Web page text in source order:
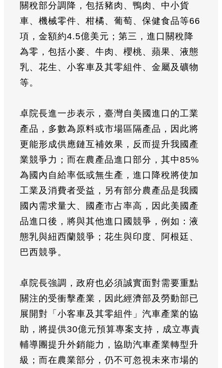
關稅部分調降，包括豬肉、鴨肉、中小貨
車、機械零件、柑橘、葡萄、保健食品等66
項，金額約4.5億美元；第三，進口關稅降
為零，包括小麥、牛肉、櫻桃、蘋果、液態
乳、花生、小客車及其零組件、金屬及礦物
等。
卓院長進一步表示，臺灣自美國進口的工業
產品，多數為原料或市場區隔產品，因此將
更能形成供應鏈互補效果，反而提升我國產
業競爭力；而在農產品進口部分，其中85%
為國內自給率低或無生產，進口降稅將使加
工業及消費者受益，另有部分農產品是我國
國內需求量大、國產市占率高，因此美國產
品進口後，將與其他進口國競爭，例如：液
態乳與紐西蘭競爭；花生與印度、阿根廷、
巴西競爭。
卓院長強調，政府也必須誠實面對需要重點
關注的受衝擊產業，因此經濟部及勞動部已
展開對「小客車及其零組件」汽車產業的協
助，將提供30億元預算專案支持，成立專責
輔導團提升外銷能力，協助汽車產業轉型升
級；而在農業部分，仍不可忽視未來市場的